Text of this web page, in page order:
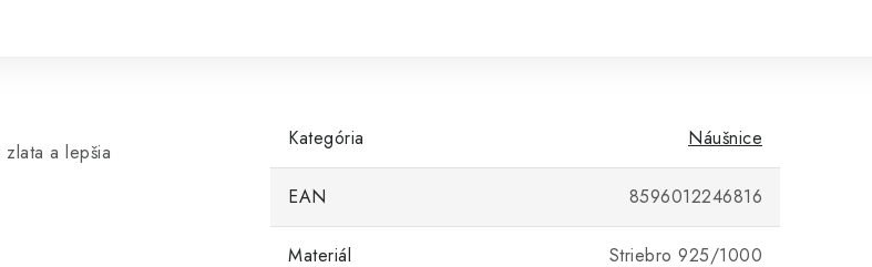
a lepšia
Kategória Náušnice
EAN 8596012246816
Materiál Striebro 925/1000